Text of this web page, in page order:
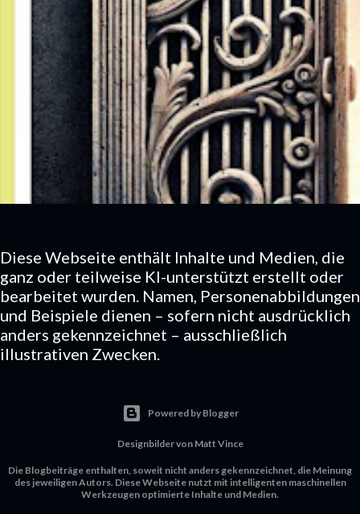
Diese Webseite enthält Inhalte und Medien, die
ganz oder teilweise KI-unterstützt erstellt oder
bearbeitet wurden. Namen, Personenabbildungen
und Beispiele dienen – sofern nicht ausdrücklich
anders gekennzeichnet – ausschließlich
illustrativen Zwecken.
Powered by Blogger
Designbilder von Matt Vince
Die Blogbeiträge enthalten, soweit nicht anders gekennzeichnet, die Meinung
des jeweiligen Autors. Diese Webseite nutzt mit intelligenten maschinellen
Werkzeugen optimierte Inhalte und Medien.